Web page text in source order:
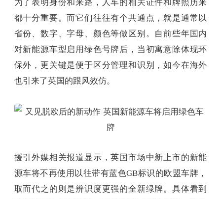
为了表明身份和来路，人车的相关证件和牌照历来
都十分重要。而它们往往有个共通点，就是通常以
省份、数字、字母、颜色等做区别。自前些年国内
对新能源车型启用绿色号牌后，当初寓意除体现环
保外，更关键是便于区分管理和识别，如今在海外
也引来了英国的跟风效仿。
援引外媒相关报道显示，英国市场中新上市的新能
源车将不再使用以往带有蓝色GB标识的欧盟车牌，
取而代之的则是辨识度更强的全新绿牌。具体看到